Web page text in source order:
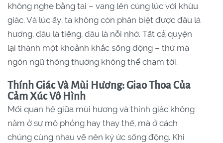
không nghe bằng tai – vang lên cùng lúc với khứu
giác. Và lúc ấy, ta không còn phân biệt được đâu là
hương, đâu là tiếng, đâu là nỗi nhớ. Tất cả quyện
lại thành một khoảnh khắc sống động – thứ mà
ngôn ngữ thông thường không thể chạm tới.
Thính Giác Và Mùi Hương: Giao Thoa Của
Cảm Xúc Vô Hình
Mối quan hệ giữa mùi hương và thính giác không
nằm ở sự mô phỏng hay thay thế, mà ở cách
chúng cùng nhau vẽ nên ký ức sống động. Khi